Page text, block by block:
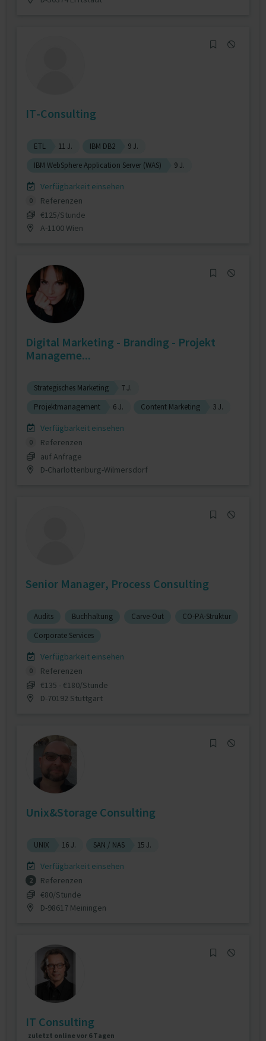
IT-Consulting
ETL 11 J. IBM DB2
9 J.
IBM WebSphere Application Server (WAS)
9 J.
Verfügbarkeit einsehen
0
Referenzen
€125/Stunde
A-1100 Wien
Digital Marketing - Branding - Projekt
Manageme...
Strategisches Marketing
7 J.
Projektmanagement
6 J. Content Marketing 3 J.
Verfügbarkeit einsehen
0
Referenzen
auf Anfrage
D-Charlottenburg-Wilmersdorf
Senior Manager, Process Consulting
Audits Buchhaltung Carve-Out
CO-PA-Struktur
Corporate Services
Verfügbarkeit einsehen
0
Referenzen
€135 - €180/Stunde
D-70192 Stuttgart
Unix&Storage Consulting
UNIX 16 J. SAN / NAS 15 J.
Verfügbarkeit einsehen
2
Referenzen
€80/Stunde
D-98617 Meiningen
IT Consulting
zuletzt online vor 6 Tagen